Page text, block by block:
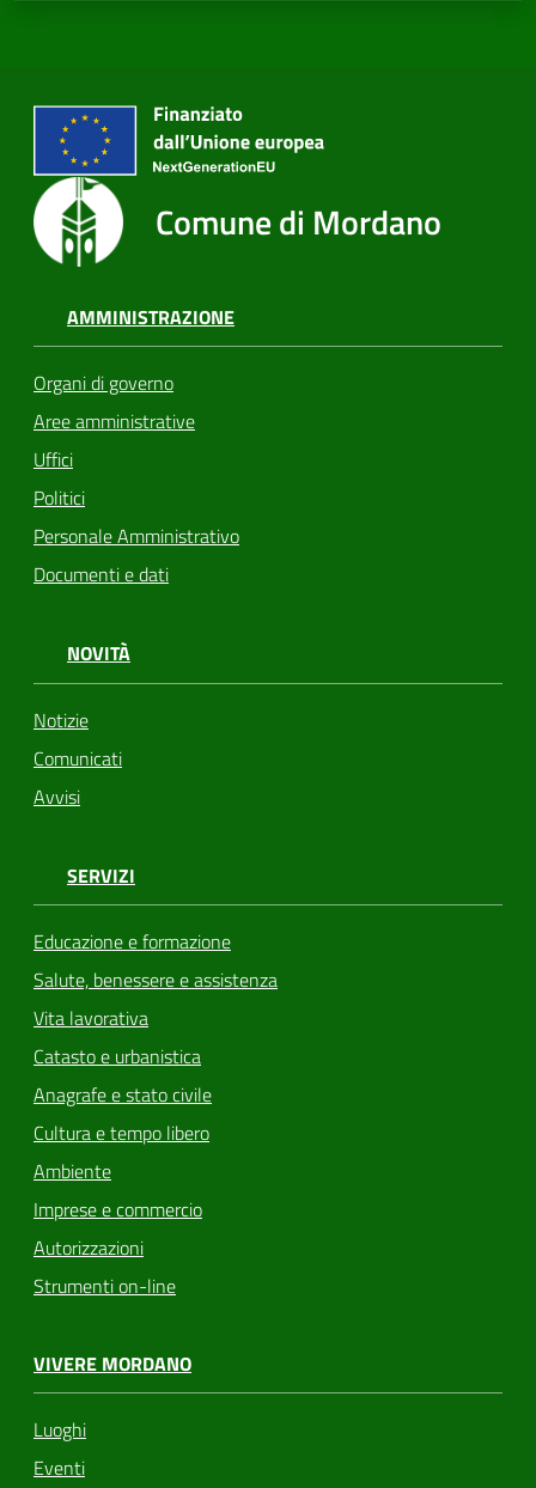
Comune di Mordano
AMMINISTRAZIONE
Organi di governo
Aree amministrative
Uffici
Politici
Personale Amministrativo
Documenti e dati
NOVITÀ
Notizie
Comunicati
Avvisi
SERVIZI
Educazione e formazione
Salute, benessere e assistenza
Vita lavorativa
Catasto e urbanistica
Anagrafe e stato civile
Cultura e tempo libero
Ambiente
Imprese e commercio
Autorizzazioni
Strumenti on-line
VIVERE MORDANO
Luoghi
Eventi